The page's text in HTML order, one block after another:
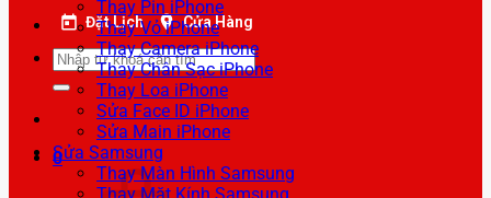
Đặt Lịch Cửa Hàng
Tìm
kiếm:
0
Thay Pin iPhone
Thay Vỏ iPhone
Thay Camera iPhone
Thay Chân Sạc iPhone
Thay Loa iPhone
Sửa Face ID iPhone
Sửa Main iPhone
Sửa Samsung
Thay Màn Hình Samsung